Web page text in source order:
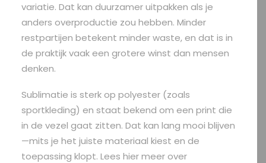
variatie. Dat kan duurzamer uitpakken als je
anders overproductie zou hebben. Minder
restpartijen betekent minder waste, en dat is in
de praktijk vaak een grotere winst dan mensen
denken.
Sublimatie is sterk op polyester (zoals
sportkleding) en staat bekend om een print die
in de vezel gaat zitten. Dat kan lang mooi blijven
—mits je het juiste materiaal kiest en de
toepassing klopt. Lees hier meer over